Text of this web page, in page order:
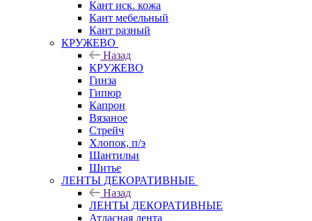
Кант иск. кожа
Кант мебельный
Кант разный
КРУЖЕВО
Назад
КРУЖЕВО
Гинза
Гипюр
Капрон
Вязаное
Стрейч
Хлопок, п/э
Шантильи
Шитье
ЛЕНТЫ ДЕКОРАТИВНЫЕ
Назад
ЛЕНТЫ ДЕКОРАТИВНЫЕ
Атласная лента